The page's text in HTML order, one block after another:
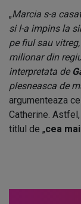
„Marcia s-a
si l-a impins la
pe fiul sau
milionar din
interpretata de
plesneasca de
argumenteaza
Catherine. Astfel,
titlul de „cea